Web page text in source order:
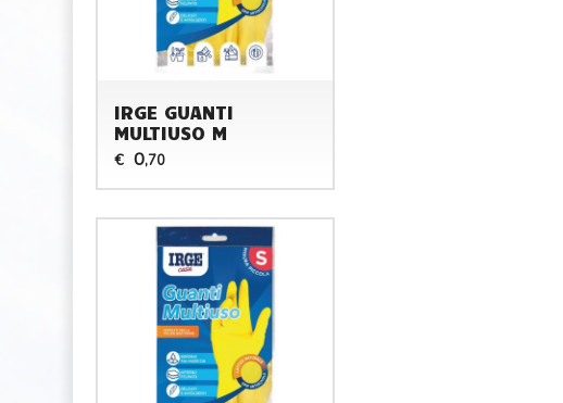
IRGE GUANTI
MULTIUSO M
€ 0,70